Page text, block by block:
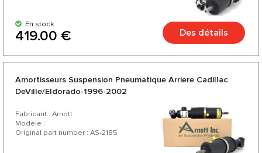
En stock
419.00 € Des détails
Amortisseurs Suspension Pneumatique Arriere Cadillac
DeVille/Eldorado-1996-2002
Fabricant : Arnott
Modèle :
Original part number : AS-2185